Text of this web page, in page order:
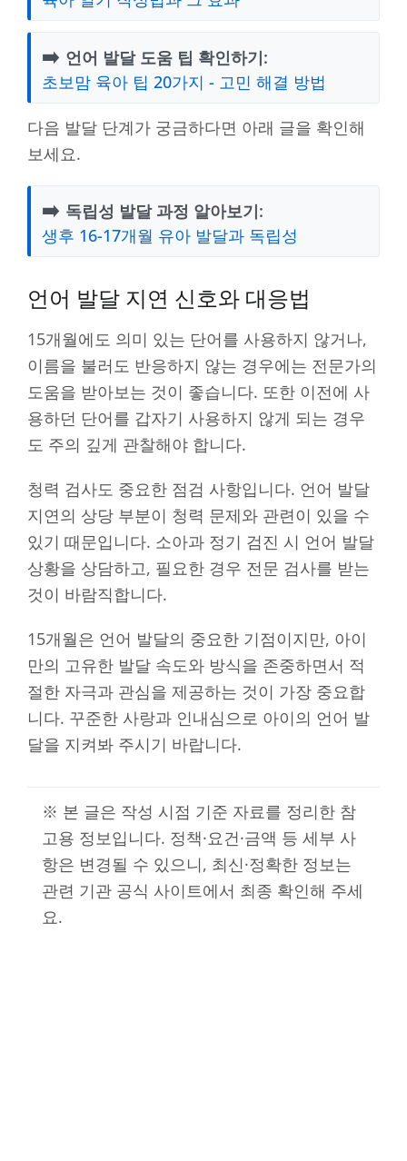
➡️ 언어 발달 도움 팁 확인하기:
초보맘 육아 팁 20가지 - 고민 해결 방법
다음 발달 단계가 궁금하다면 아래 글을 확인해
보세요.
➡️ 독립성 발달 과정 알아보기:
생후 16-17개월 유아 발달과 독립성
언어 발달 지연 신호와 대응법
15개월에도 의미 있는 단어를 사용하지 않거나,
이름을 불러도 반응하지 않는 경우에는 전문가의
도움을 받아보는 것이 좋습니다. 또한 이전에 사
용하던 단어를 갑자기 사용하지 않게 되는 경우
도 주의 깊게 관찰해야 합니다.
청력 검사도 중요한 점검 사항입니다. 언어 발달
지연의 상당 부분이 청력 문제와 관련이 있을 수
있기 때문입니다. 소아과 정기 검진 시 언어 발달
상황을 상담하고, 필요한 경우 전문 검사를 받는
것이 바람직합니다.
15개월은 언어 발달의 중요한 기점이지만, 아이
만의 고유한 발달 속도와 방식을 존중하면서 적
절한 자극과 관심을 제공하는 것이 가장 중요합
니다. 꾸준한 사랑과 인내심으로 아이의 언어 발
달을 지켜봐 주시기 바랍니다.
※ 본 글은 작성 시점 기준 자료를 정리한 참
고용 정보입니다. 정책·요건·금액 등 세부 사
항은 변경될 수 있으니, 최신·정확한 정보는
관련 기관 공식 사이트에서 최종 확인해 주세
요.